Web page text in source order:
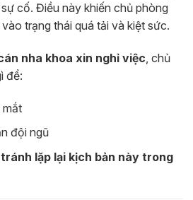
cố. Điều này khiến chủ phòng
trạng thái quá tải và kiệt sức.
nha khoa xin nghỉ việc, chủ
để:
mắt
đội ngũ
tránh lặp lại kịch bản này trong